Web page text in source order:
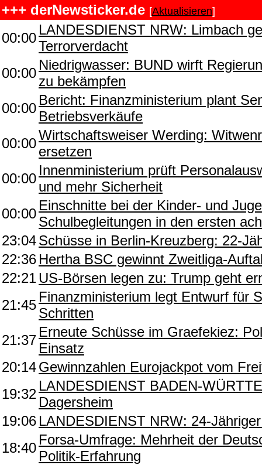
+++ derNewsticker.de [Aktualisieren]
00:00
LANDESDIENST NRW: Limbach
Terrorverdacht
00:00
Niedrigwasser: BUND wirft
zu bekämpfen
00:00
Bericht: Finanzministerium plant
Betriebsverkäufe
00:00
Wirtschaftsweiser Werding:
ersetzen
00:00
Innenministerium prüft
und mehr Sicherheit
00:00
Einschnitte bei der Kinder- und
Schulbegleitungen in den ersten
23:04Schüsse in Berlin-Kreuzberg: 22-
22:36 Hertha BSC gewinnt Zweitliga-
22:21US-Börsen legen zu: Trump geht
21:45
Finanzministerium legt Entwurf für
Schritten
21:37
Erneute Schüsse im Graefekiez:
Einsatz
20:14Gewinnzahlen Eurojackpot vom
19:32
LANDESDIENST BADEN-
Dagersheim
19:06 LANDESDIENST NRW: 24-
18:40
Forsa-Umfrage: Mehrheit der
Politik-Erfahrung